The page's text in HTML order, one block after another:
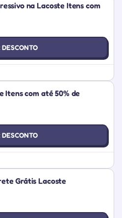
na Lacoste Itens com
DESCONTO
Itens com até 50% de
DESCONTO
Grátis Lacoste